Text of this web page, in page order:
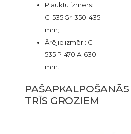
Plauktu izmērs:
G-535 Gr-350-435
mm;
Ārējie izmēri: G-
535 P-470 A-630
mm.
TRĪS GROZIEM